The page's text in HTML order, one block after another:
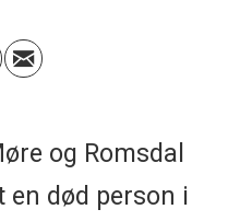
og Romsdal
død person i